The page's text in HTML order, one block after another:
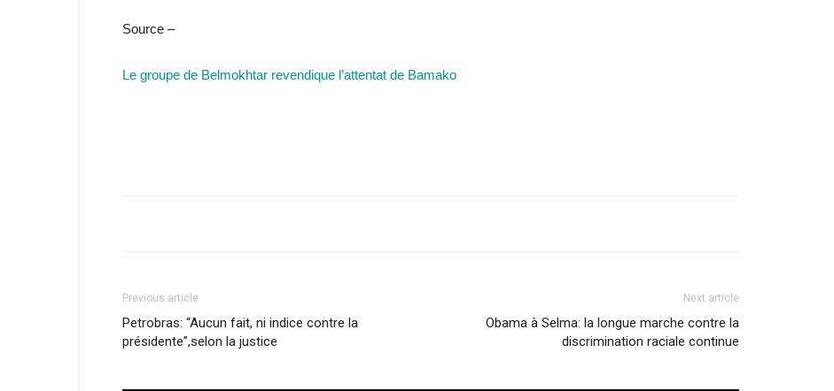
Source –
Le groupe de Belmokhtar revendique l’attentat de Bamako
Previous article
Petrobras: “Aucun fait, ni indice contre la
présidente”,selon la justice
Next article
Obama à Selma: la longue marche contre la
discrimination raciale continue